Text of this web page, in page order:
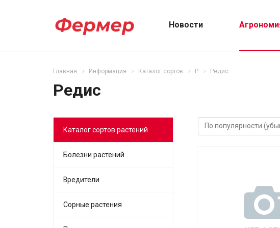
Новости
Главная Информация Каталог сортов Р Редис
Редис
Каталог сортов растений
Болезни растений
Вредители
Сорные растения